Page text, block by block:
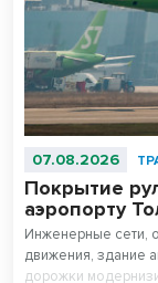
07.08.2026
Покрытие
аэропорту
Инженерные сети,
движения, здание
дорожки